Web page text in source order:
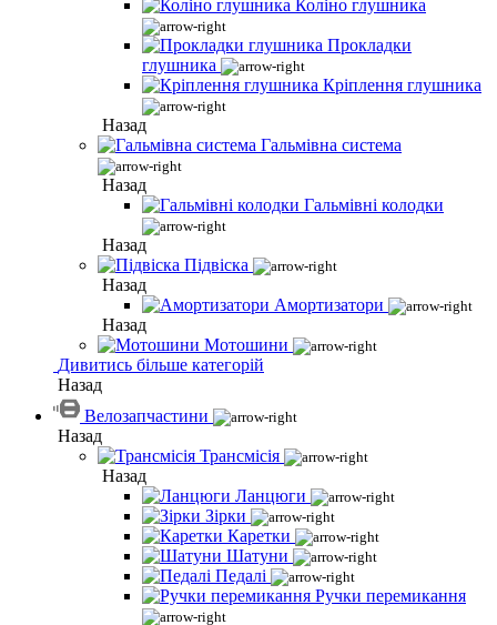
Коліно глушника
Прокладки
глушника
Кріплення глушника
Назад
Гальмівна система
Назад
Гальмівні колодки
Назад
Підвіска
Назад
Амортизатори
Назад
Мотошини
Дивитись більше категорій
Назад
Велозапчастини
Назад
Трансмісія
Назад
Ланцюги
Зірки
Каретки
Шатуни
Педалі
Ручки перемикання